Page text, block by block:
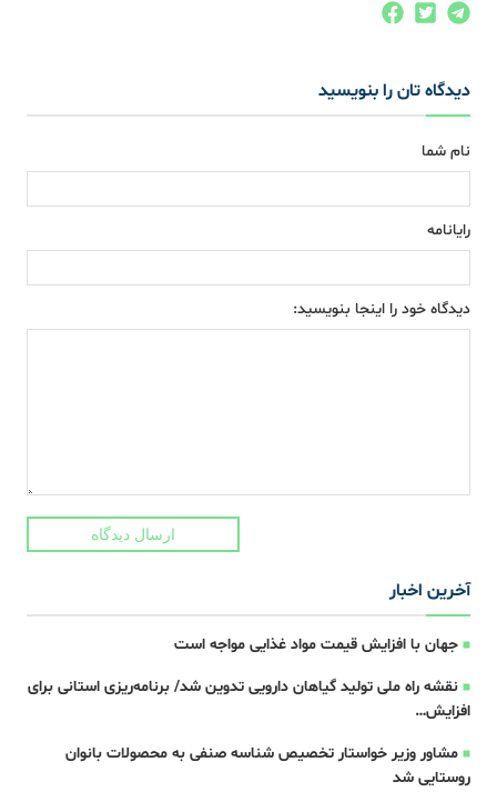
دیدگاه تان را بنویسید
نام شما
رایانامه
دیدگاه خود را اینجا بنویسید:
ارسال دیدگاه
آخرین اخبار
جهان با افزایش قیمت مواد غذایی مواجه است
نقشه راه ملی تولید گیاهان دارویی تدوین شد/ برنامه‌ریزی استانی برای
افزایش…
مشاور وزیر خواستار تخصیص شناسه صنفی به محصولات بانوان
روستایی شد